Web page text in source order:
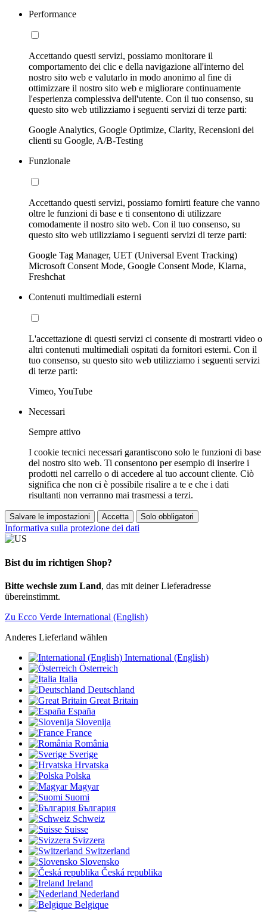
Performance
Accettando questi servizi, possiamo monitorare il
comportamento dei clic e della navigazione all'interno del
nostro sito web e valutarlo in modo anonimo al fine di
ottimizzare il nostro sito web e migliorare continuamente
l'esperienza complessiva dell'utente. Con il tuo consenso, su
questo sito web utilizziamo i seguenti servizi di terze parti:
Google Analytics, Google Optimize, Clarity, Recensioni dei
clienti su Google, A/B-Testing
Funzionale
Accettando questi servizi, possiamo fornirti feature che vanno
oltre le funzioni di base e ti consentono di utilizzare
comodamente il nostro sito web. Con il tuo consenso, su
questo sito web utilizziamo i seguenti servizi di terze parti:
Google Tag Manager, UET (Universal Event Tracking)
Microsoft Consent Mode, Google Consent Mode, Klarna,
Freshchat
Contenuti multimediali esterni
L'accettazione di questi servizi ci consente di mostrarti video o
altri contenuti multimediali ospitati da fornitori esterni. Con il
tuo consenso, su questo sito web utilizziamo i seguenti servizi
di terze parti:
Vimeo, YouTube
Necessari
Sempre attivo
I cookie tecnici necessari garantiscono solo le funzioni di base
del nostro sito web. Ti consentono per esempio di inserire i
prodotti nel carrello o di accedere al tuo account cliente. Ciò
significa che non ci è possibile risalire a te e che i dati
risultanti non verranno mai trasmessi a terzi.
Salvare le impostazioni Accetta Solo obbligatori
Informativa sulla protezione dei dati
Bist du im richtigen Shop?
Bitte wechsle zum Land, das mit deiner Lieferadresse
übereinstimmt.
Zu Ecco Verde International (English)
Anderes Lieferland wählen
International (English)
Österreich
Italia
Deutschland
Great Britain
España
Slovenija
France
România
Sverige
Hrvatska
Polska
Magyar
Suomi
България
Schweiz
Suisse
Svizzera
Switzerland
Slovensko
Česká republika
Ireland
Nederland
Belgique